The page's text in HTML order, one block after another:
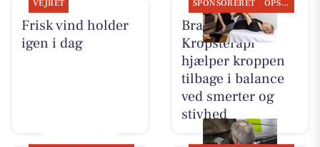
VEJRET
Frisk vind holder
igen i dag
SPONSORERET OPSLAGSTAVLEN
Brandsborgs
Kropsterapi
hjælper kroppen
tilbage i balance
ved smerter og
stivhed